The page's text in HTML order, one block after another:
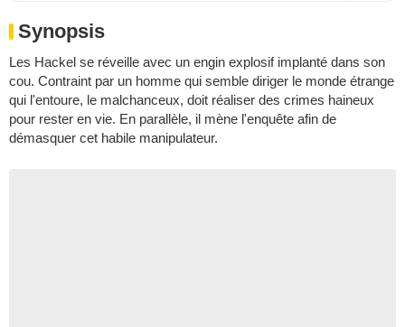
Synopsis
Les Hackel se réveille avec un engin explosif implanté dans son
cou. Contraint par un homme qui semble diriger le monde étrange
qui l'entoure, le malchanceux, doit réaliser des crimes haineux
pour rester en vie. En parallèle, il mène l'enquête afin de
démasquer cet habile manipulateur.